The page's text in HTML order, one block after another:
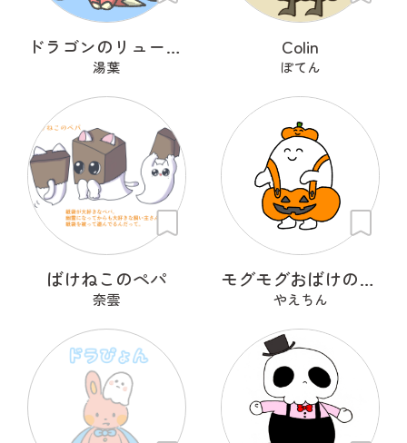
ドラゴンのリューリュ
湯葉
Colin
ぽてん
ばけねこのペパ
奈雲
モグモグおばけのプラン・プー
やえちん